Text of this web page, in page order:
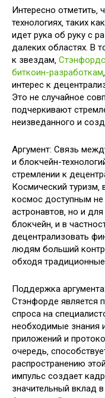
Интересно отметить‚
технологиях‚ таких
идет рука об руку с
далеких областях. В
к звездам‚
биткоин-разработкам
интерес к
Это не случайное
подчеркивают
неизведанного и
Аргумент: Связь
и блокчейн-
стремлении к
Космический туризм‚
космос доступным
астронавтов‚ но и
блокчейн‚ и в
децентрализовать
людям больший
обходя традиционные
Поддержка
Стэнфорде является
спроса на
необходимые знания
приложений и
очередь‚
распространению
импульс создает
значительный вклад